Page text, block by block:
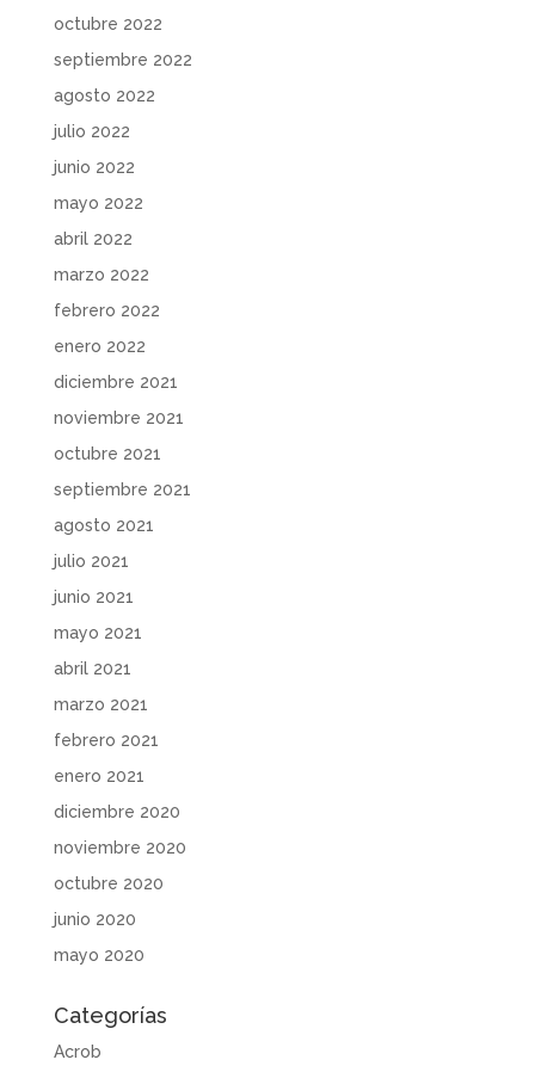
octubre 2022
septiembre 2022
agosto 2022
julio 2022
junio 2022
mayo 2022
abril 2022
marzo 2022
febrero 2022
enero 2022
diciembre 2021
noviembre 2021
octubre 2021
septiembre 2021
agosto 2021
julio 2021
junio 2021
mayo 2021
abril 2021
marzo 2021
febrero 2021
enero 2021
diciembre 2020
noviembre 2020
octubre 2020
junio 2020
mayo 2020
Categorías
Acrob